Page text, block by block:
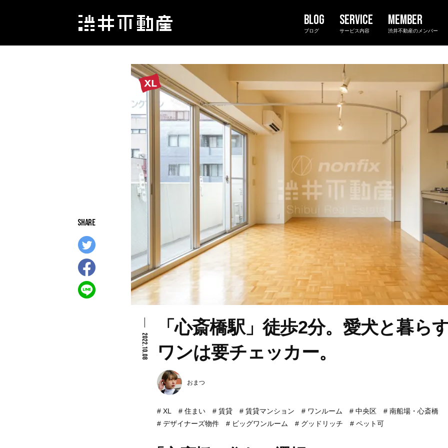
ブログ サービス内容 渋井不動産のメンバー
2022.10.08
「心斎橋駅」徒歩2分。愛犬と暮ら
ワンは要チェッカー。
おまつ
XL 住まい 賃貸 賃貸マンション ワンルーム 中央区
南船場・心斎橋
デザイナーズ物件
ビッグワンルーム グッドリッチ ペット可